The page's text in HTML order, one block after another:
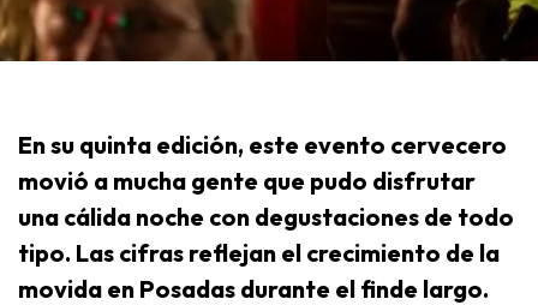
En su quinta edición, este evento cervecero
movió a mucha gente que pudo disfrutar
una cálida noche con degustaciones de todo
tipo. Las cifras reflejan el crecimiento de la
movida en Posadas durante el finde largo.